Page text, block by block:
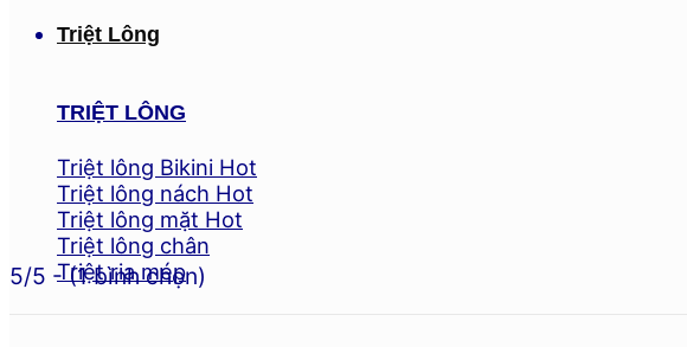
Triệt Lông
TRIỆT LÔNG
Triệt lông Bikini
Triệt lông nách
Triệt lông mặt
Triệt lông chân
Triệt ria mép
5/5 - (1 bình chọn)